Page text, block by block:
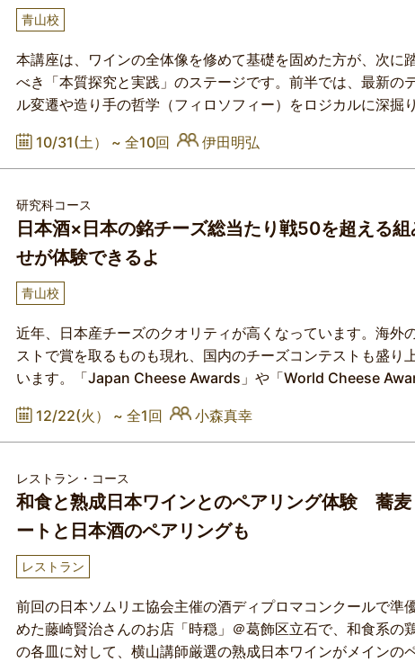
青山校
本講座は、ワインの全体像を修めて基礎を固めた方が、次に
べき「本質探究と実践」のステージです。前半では、最新の
ル変遷や造り手の哲学（フィロソフィー）をロジカルに深掘
実生活へ応用。料理とのペアリングにおける「美しき方程式」
や、ビジネスディナーやプライベートの宴席で即座に役立つ
ワインの活用術までを体系的に
10/31(土） ~ 全10回 伊田明弘
研究科コース
日本酒×日本の銘チーズ総当たり戦50を超える
せが体験できるよ
青山校
近年、日本産チーズのクオリティが高くなっています。海外
ストで賞を取るものも現れ、国内のチーズコンテストも盛り
います。「Japan Cheese Awards」や「World Cheese
せたさまざまなタイプの日本産チーズとさまざまなタイプの日
ペアリングを試す講座です。日本由来の原料や微生物を使っ
12/22(火） ~ 全1回 小森真幸
レストラン・コース
和食と熟成日本ワインとのペアリング体験 蕎麦
ートと日本酒のペアリングも
レストラン
前回の日本ソムリエ協会主催の酒ディプロマコンクールで準
めた藤崎賢治さんのお店「時穏」＠葛飾区立石で、和食系の
の各皿に対して、横山講師厳選の熟成日本ワインがメインの